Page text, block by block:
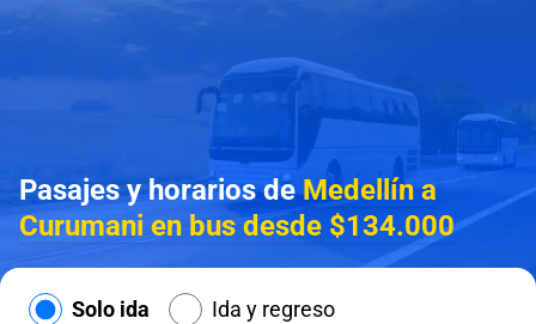
Pasajes y horarios deMedellín a
Curumani en bus desde $134.000
Solo ida Ida y regreso